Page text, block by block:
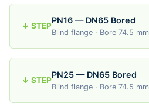
↓ STEP
PN16 — DN65 Bored
Blind flange · Bore 74.5 mm
↓ STEP
PN25 — DN65 Bored
Blind flange · Bore 74.5 mm